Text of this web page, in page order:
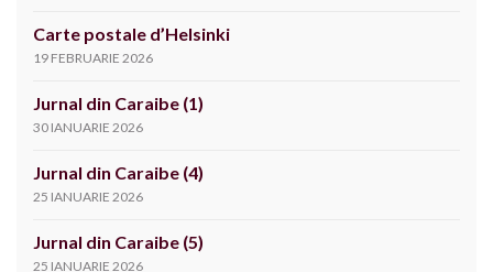
Carte postale d’Helsinki
19 FEBRUARIE 2026
Jurnal din Caraibe (1)
30 IANUARIE 2026
Jurnal din Caraibe (4)
25 IANUARIE 2026
Jurnal din Caraibe (5)
25 IANUARIE 2026